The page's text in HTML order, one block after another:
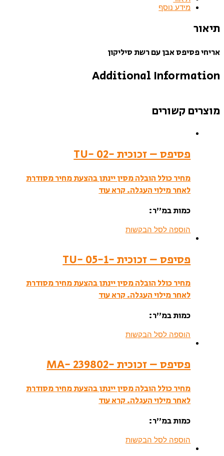
מידע נוסף
תיאור
אריחי פסיפס אבן עם רשת סיליקון
Additional Information
מוצרים קשורים
פסיפס – זכוכית -02 -TU
מחיר כולל הובלה מסין יינתן בהצעת מחיר מסודרת
לאחר מילוי העגלה.קרא עוד
כמות במ”ר:
הוספה לסל הבקשות
פסיפס – זכוכית -05-1 -TU
מחיר כולל הובלה מסין יינתן בהצעת מחיר מסודרת
לאחר מילוי העגלה.קרא עוד
כמות במ”ר:
הוספה לסל הבקשות
פסיפס – זכוכית -239802 -MA
מחיר כולל הובלה מסין יינתן בהצעת מחיר מסודרת
לאחר מילוי העגלה. קרא עוד
כמות במ”ר:
הוספה לסל הבקשות